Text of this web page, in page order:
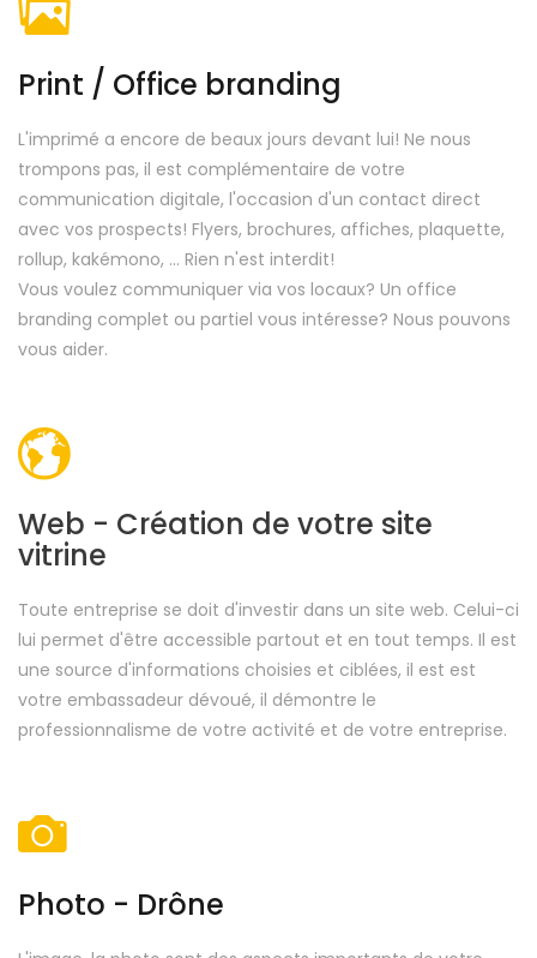
Print / Office branding
L'imprimé a encore de beaux jours devant lui! Ne nous
trompons pas, il est complémentaire de votre
communication digitale, l'occasion d'un contact direct
avec vos prospects! Flyers, brochures, affiches, plaquette,
rollup, kakémono, ... Rien n'est interdit!
Vous voulez communiquer via vos locaux? Un office
branding complet ou partiel vous intéresse? Nous pouvons
vous aider.
Web - Création de votre site
vitrine
Toute entreprise se doit d'investir dans un site web. Celui-ci
lui permet d'être accessible partout et en tout temps. Il est
une source d'informations choisies et ciblées, il est est
votre embassadeur dévoué, il démontre le
professionnalisme de votre activité et de votre entreprise.
Photo - Drône